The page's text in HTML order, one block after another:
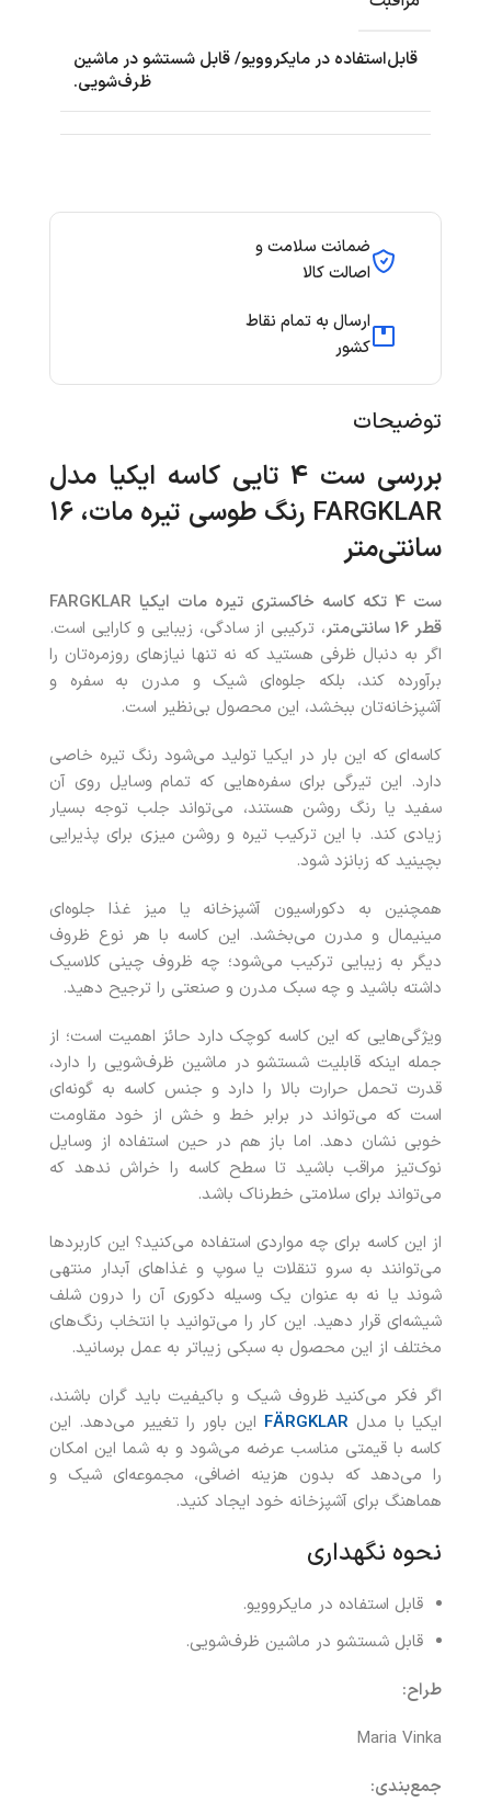
ضمانت سلامت و
اصالت کالا
ارسال به تمام نقاط
کشور
توضیحات
بررسی ست 4 تایی کاسه ایکیا مدل
FARGKLAR رنگ طوسی تیره مات، ۱۶
سانتی‌متر
ست 4 تکه کاسه خاکستری تیره مات ایکیا FARGKLAR
قطر 16 سانتی‌متر
، ترکیبی از سادگی، زیبایی و کارایی است.
اگر به دنبال ظرفی هستید که نه‌ تنها نیازهای روزمره‌تان را
برآورده کند، بلکه جلوه‌ای شیک و مدرن به سفره و
آشپزخانه‌تان ببخشد، این محصول بی‌نظیر است.
کاسه‌ای که این بار در ایکیا تولید می‌شود رنگ تیره خاصی
دارد. این تیرگی برای سفره‌هایی که تمام وسایل روی آن
سفید یا رنگ روشن هستند، می‌تواند جلب‌ توجه بسیار
زیادی کند. با این ترکیب تیره و روشن میزی برای پذیرایی
بچینید که زبانزد شود.
همچنین به دکوراسیون آشپزخانه یا میز غذا جلوه‌ای
مینیمال و مدرن می‌بخشد. این کاسه با هر نوع ظروف
دیگر به زیبایی ترکیب می‌شود؛ چه ظروف چینی کلاسیک
داشته باشید و چه سبک مدرن و صنعتی را ترجیح دهید.
ویژگی‌هایی که این کاسه کوچک دارد حائز اهمیت است؛ از
جمله اینکه قابلیت شستشو در ماشین ظرف‌شویی را دارد،
قدرت تحمل حرارت بالا را دارد و جنس کاسه به‌ گونه‌ای
است که می‌تواند در برابر خط‌ و خش از خود مقاومت
خوبی نشان دهد. اما باز هم در حین استفاده از وسایل
نوک‌تیز مراقب باشید تا سطح کاسه را خراش ندهد که
می‌تواند برای سلامتی خطرناک باشد.
از این کاسه برای چه مواردی استفاده می‌کنید؟ این کاربردها
می‌توانند به سرو تنقلات یا سوپ و غذاهای آبدار منتهی
شوند یا نه به‌ عنوان یک وسیله دکوری آن را درون شلف
شیشه‌ای قرار دهید. این کار را می‌توانید با انتخاب رنگ‌های
مختلف از این محصول به سبکی زیباتر به عمل برسانید.
اگر فکر می‌کنید ظروف شیک و باکیفیت باید گران باشند،
ایکیا با مدل FÄRGKLAR این باور را تغییر می‌دهد. این
کاسه با قیمتی مناسب عرضه می‌شود و به شما این امکان
را می‌دهد که بدون هزینه اضافی، مجموعه‌ای شیک و
هماهنگ برای آشپزخانه خود ایجاد کنید.
نحوه نگهداری
قابل‌ استفاده در مایکروویو.
قابل شستشو در ماشین ظرف‌شویی.
طراح:
Maria Vinka
جمع‌بندی:
قابل‌استفاده در مایکروویو/ قابل شستشو در ماشین
ظرف‌شویی.